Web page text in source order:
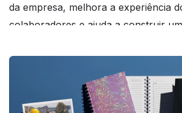
da empresa, melhora a experiência
colaboradores e ajuda a construir